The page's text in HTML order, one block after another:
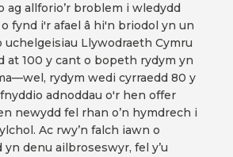
ag allforio’r broblem i wledydd
fynd i'r afael â hi'n briodol yn un
uchelgeisiau Llywodraeth Cymru
at 100 y cant o bopeth rydym yn
rydym wedi cyrraedd 80 y
adnoddau o'r hen offer
newydd fel rhan o’n hymdrech i
Ac rwy’n falch iawn o
denu ailbroseswyr, fel y’u